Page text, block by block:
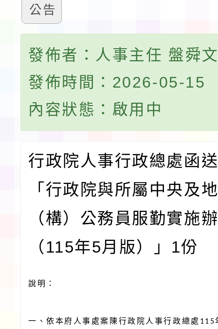
公告
發佈者：人事主任 盤舜
發佈時間：2026-05-15
內容狀態：啟用中
行政院人事行政總處函
「行政院與所屬中央及
（構）公務員服勤實施
（115年5月版）」1份
說明：
一、依本府人事處案陳行政院人事行政總處 115